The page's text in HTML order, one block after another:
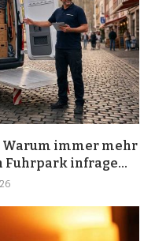
immer mehr
Fuhrpark infrage...